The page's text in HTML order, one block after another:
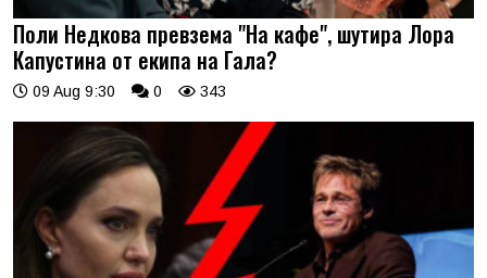
Поли Недкова превзема "На кафе", шутира Лора
Капустина от екипа на Гала?
09 Aug 9:30 0 343